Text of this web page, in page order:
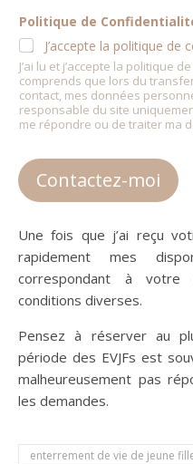
Politique de
J’accepte la politique de
J’ai lu et j’accepte la politique
comprends que lors du
contact, mes données
responsable du site
me répondre ou de traiter ma
Contactez-moi
Une fois que j’ai reçu
rapidement mes
correspondant à votre
conditions diverses.
Pensez à réserver au
période des EVJFs est
malheureusement pas
les demandes.
enterrement de vie de jeune